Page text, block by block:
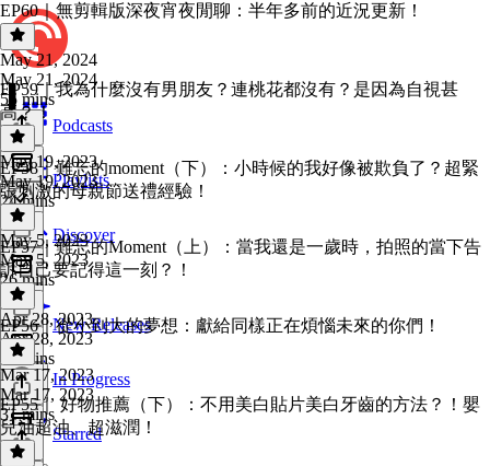
Podcasts
Playlists
Discover
New Releases
In Progress
Starred
EP60｜無剪輯版深夜宵夜閒聊：半年多前的近況更新！
May 21, 2024
May 21, 2024
55 mins
EP59｜我為什麼沒有男朋友？連桃花都沒有？是因為自視甚
高？！
May 19, 2023
May 19, 2023
24 mins
EP58｜難忘的moment（下）：小時候的我好像被欺負了？超緊
張刺激的母親節送禮經驗！
May 5, 2023
May 5, 2023
26 mins
EP57｜難忘的Moment（上）：當我還是一歲時，拍照的當下告
訴自己要記得這一刻？！
Apr 28, 2023
Apr 28, 2023
19 mins
EP56｜從小到大的夢想：獻給同樣正在煩惱未來的你們！
Mar 17, 2023
Mar 17, 2023
31 mins
EP55｜ 好物推薦（下）：不用美白貼片美白牙齒的方法？！嬰
兒油超油、超滋潤！